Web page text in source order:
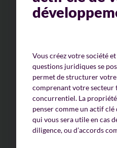
Vous créez votre société
questions juridiques se
permet de structurer
comprenant votre secteur
concurrentiel. La
penser comme un actif
qui vous sera utile en cas
diligence, ou d’accords